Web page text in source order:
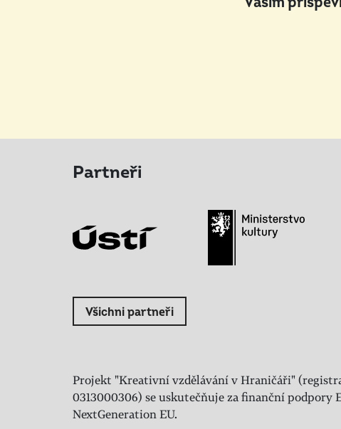
Partneři
Všichni partneři
Projekt "Kreativní vzdělávání v Hraničáři"
0313000306) se uskutečňuje za finanční podpory
NextGeneration EU.